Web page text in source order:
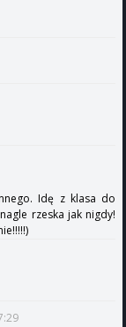
Idę z klasa do
rzeska jak nigdy!